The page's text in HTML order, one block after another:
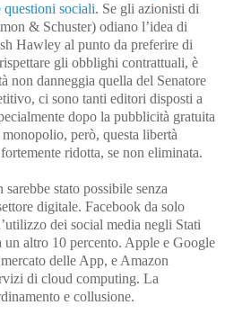
questioni sociali. Se gli azionisti di
& Schuster) odiano l’idea di
Hawley al punto da preferire di
gli obblighi contrattuali, è
danneggia quella del Senatore
ci sono tanti editori disposti a
dopo la pubblicità gratuita
però, questa libertà
ridotta, se non eliminata.
stato possibile senza
digitale. Facebook da solo
dei social media negli Stati
altro 10 percento. Apple e Google
delle App, e Amazon
di cloud computing. La
e collusione.